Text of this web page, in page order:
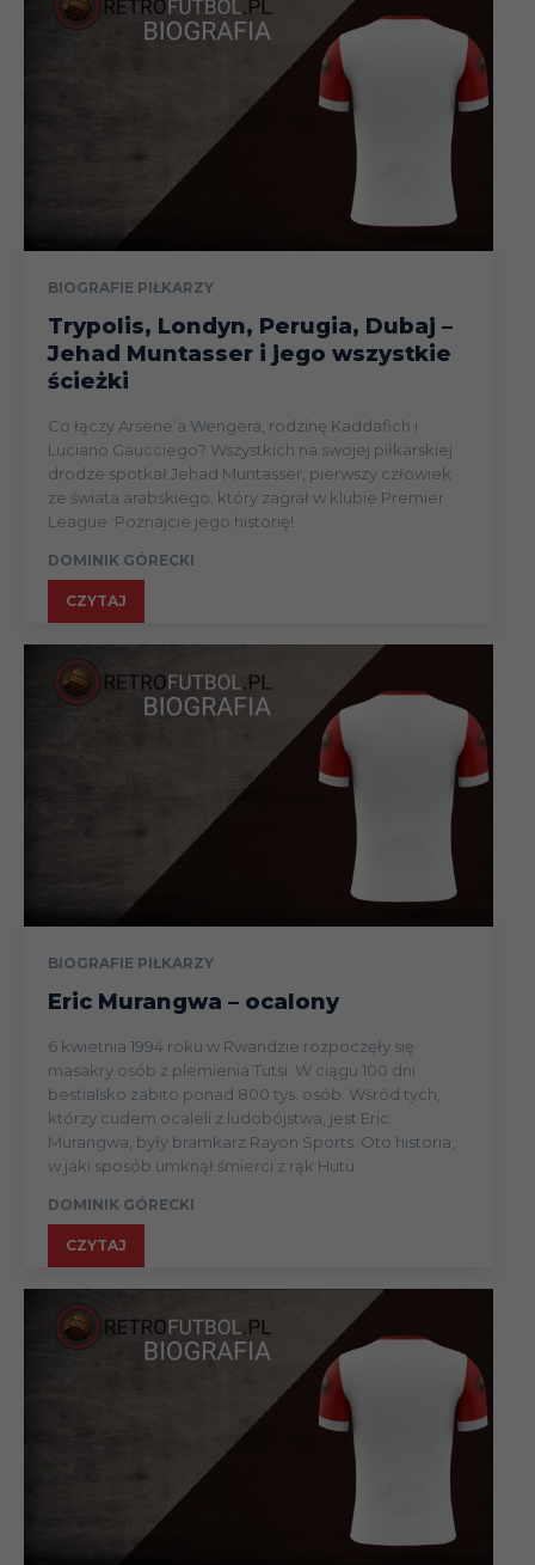
BIOGRAFIE PIŁKARZY
Trypolis, Londyn, Perugia, Dubaj –
Jehad Muntasser i jego wszystkie
ścieżki
Co łączy Arsene’a Wengera, rodzinę Kaddafich i
Luciano Gaucciego? Wszystkich na swojej piłkarskiej
drodze spotkał Jehad Muntasser, pierwszy człowiek
ze świata arabskiego, który zagrał w klubie Premier
League. Poznajcie jego historię!
DOMINIK GÓRECKI
CZYTAJ
BIOGRAFIE PIŁKARZY
Eric Murangwa – ocalony
6 kwietnia 1994 roku w Rwandzie rozpoczęły się
masakry osób z plemienia Tutsi. W ciągu 100 dni
bestialsko zabito ponad 800 tys. osób. Wśród tych,
którzy cudem ocaleli z ludobójstwa, jest Eric
Murangwa, były bramkarz Rayon Sports. Oto historia,
w jaki sposób umknął śmierci z rąk Hutu.
DOMINIK GÓRECKI
CZYTAJ